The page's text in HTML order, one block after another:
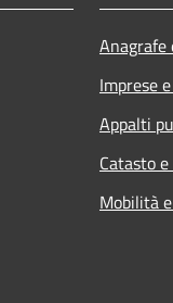
Imprese
Appalti
Catasto
Mobilità